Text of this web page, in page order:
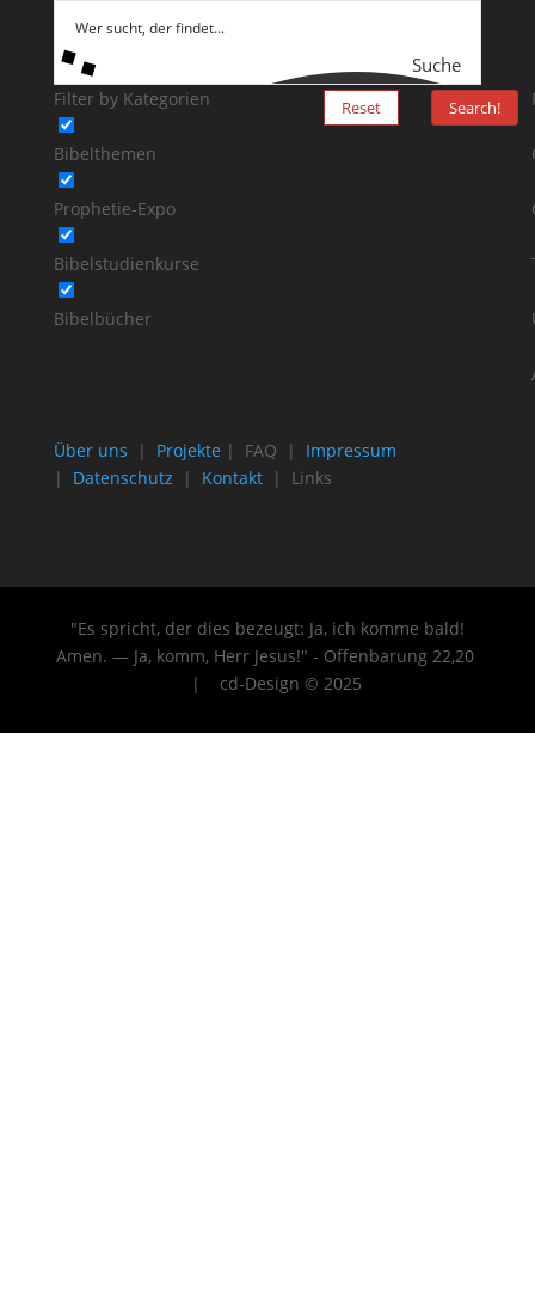
Suche
Filter by Kategorien
Bibelthemen
Prophetie-Expo
Bibelstudienkurse
Bibelbücher
Reset Search!
Über uns | Projekte | FAQ | Impressum
| Datenschutz | Kontakt| Links
"Es spricht, der dies bezeugt: Ja, ich komme bald!
Amen. — Ja, komm, Herr Jesus!" - Offenbarung 22,20
| cd-Design © 2025